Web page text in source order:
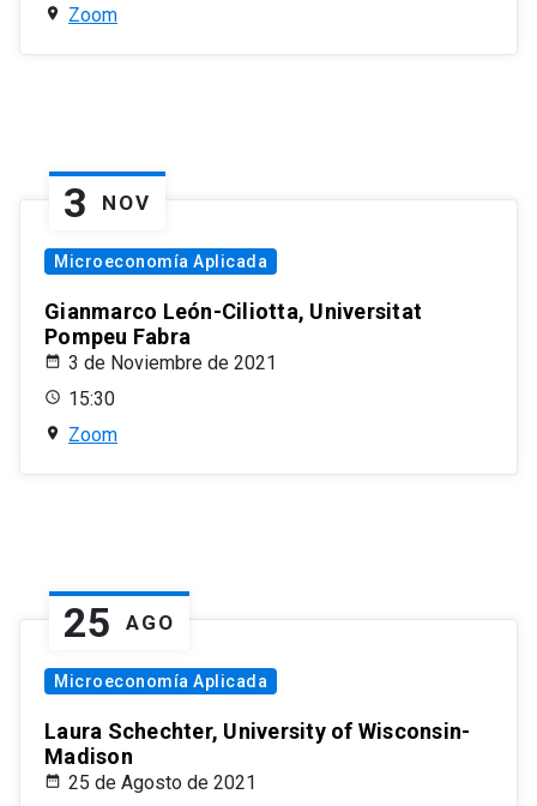
Zoom
3 NOV
Microeconomía Aplicada
Gianmarco León-Ciliotta, Universitat
Pompeu Fabra
3 de Noviembre de 2021
15:30
Zoom
25 AGO
Microeconomía Aplicada
Laura Schechter, University of Wisconsin-
Madison
25 de Agosto de 2021